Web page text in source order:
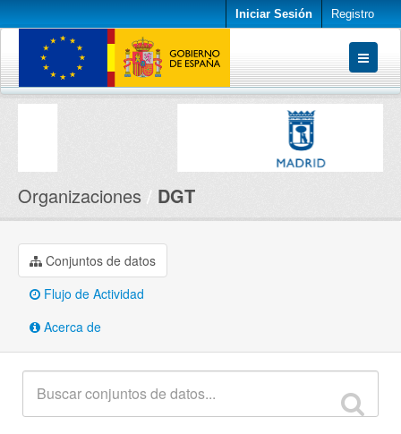
Iniciar Sesión Registro
Conjuntos de datos
Organizaciones DGT
Conjuntos de datos
Flujo de Actividad
Acerca de